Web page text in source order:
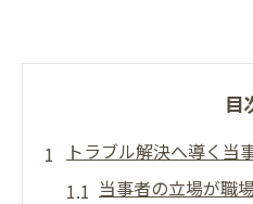
目
トラブル解決へ導く当
当事者の立場が職